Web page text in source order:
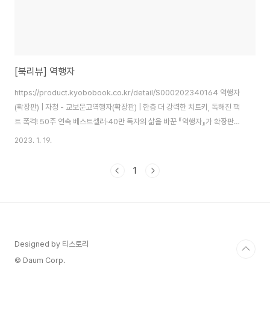
[북리뷰] 역행자
https://product.kyobobook.co.kr/detail/S000202340164 역행자
(확장판) | 자청 - 교보문고역행자(확장판) | 한층 더 강력한 치트키, 독해진 팩
트 폭격! 50주 연속 베스트셀러·40만 독자의 삶을 바꾼 『역행자』가 확장판으
로 돌아왔다 절대로 읽지 마라! 죽을 때까지 순리자로 살고 싶다
점을 둘러보던 중, 베스트셀러 코너에 놓여 있던 『역행자』가 눈에 들어왔습니
2023. 1. 19.
1
Designed by 티스토리
© Daum Corp.